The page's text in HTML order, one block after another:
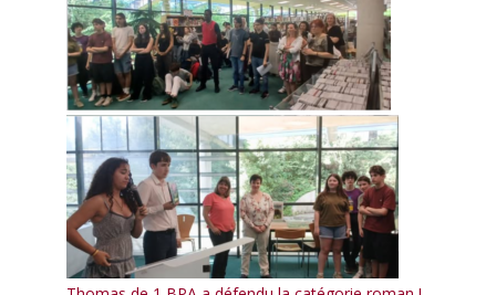
Taxe d’apprentissage
Stages / offres
Paroles d’anciens élèves
Contact